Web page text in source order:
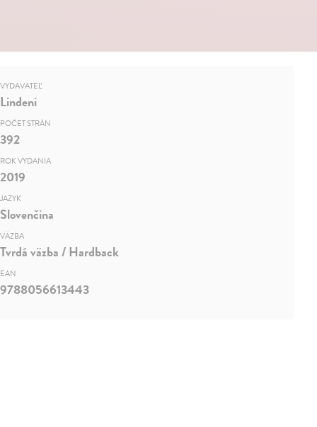
VYDAVATEĽ
Lindeni
POČET STRÁN
392
ROK VYDANIA
2019
JAZYK
Slovenčina
VÄZBA
Tvrdá väzba / Hardback
EAN
9788056613443